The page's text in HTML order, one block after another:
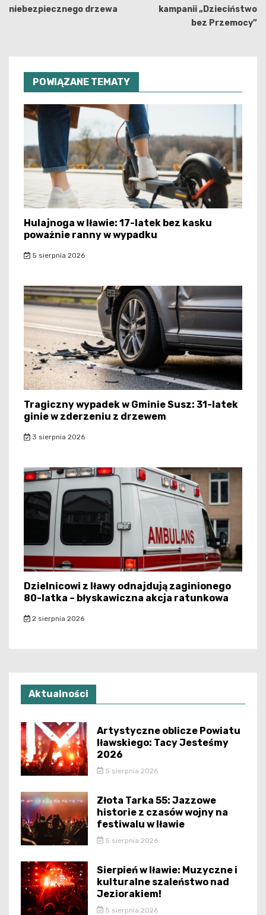
niebezpiecznego drzewa
kampanii „Dzieciństwo
bez Przemocy”
POWIĄZANE TEMATY
Hulajnoga w Iławie: 17-latek bez kasku
poważnie ranny w wypadku
5 sierpnia 2026
Tragiczny wypadek w Gminie Susz: 31-latek
ginie w zderzeniu z drzewem
3 sierpnia 2026
Dzielnicowi z Iławy odnajdują zaginionego
80-latka – błyskawiczna akcja ratunkowa
2 sierpnia 2026
Aktualności
Artystyczne oblicze Powiatu
Iławskiego: Tacy Jesteśmy
2026
5 sierpnia 2026
Złota Tarka 55: Jazzowe
historie z czasów wojny na
festiwalu w Iławie
5 sierpnia 2026
Sierpień w Iławie: Muzyczne i
kulturalne szaleństwo nad
Jeziorakiem!
5 sierpnia 2026